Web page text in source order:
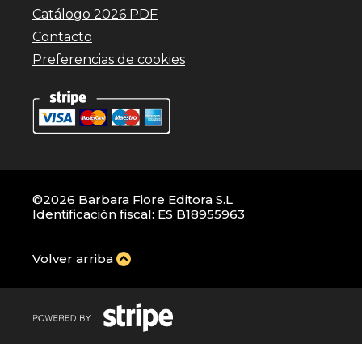
Catálogo 2026 PDF
Contacto
Preferencias de cookies
©2026 Barbara Fiore Editora S.L
Identificación fiscal: ES B18955963
Volver arriba